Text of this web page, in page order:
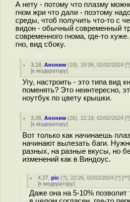
А нету - потому что плазму
гном жри что дали - поэтому
среды, чтоб получить что-то с
видон - обычный современный
современного гнома, где-то
гно, вид сбоку.
3.18 ,Аноним (18), 18:06, 02/02/2024 [^
[к модератору]
Угу, настроить - это типа вид
поменять? Это неинтересно,
ноутбук по цвету крышки.
3.26 ,Аноним (26), 22:19, 02/02/2024 [^
[к модератору]
Вот только как начинаешь
начинают вылезать баги.
разных, на разные вкусы, но
изменений как в Виндоус.
4.27 ,pic (?), 22:26, 02/02/2024 [^] [^^
[к модератору]
Даже она на 5-10%